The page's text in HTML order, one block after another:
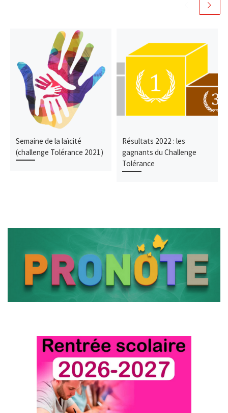
Semaine de la laïcité
(challenge Tolérance 2021)
Résultats 2022 : les
gagnants du Challenge
Tolérance